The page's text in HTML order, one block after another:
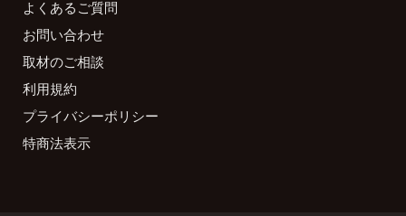
よくあるご質問
お問い合わせ
取材のご相談
利用規約
プライバシーポリシー
特商法表示